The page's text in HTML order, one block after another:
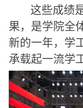
这些成绩
果，是学院全
新的一年，学
承载起一流学